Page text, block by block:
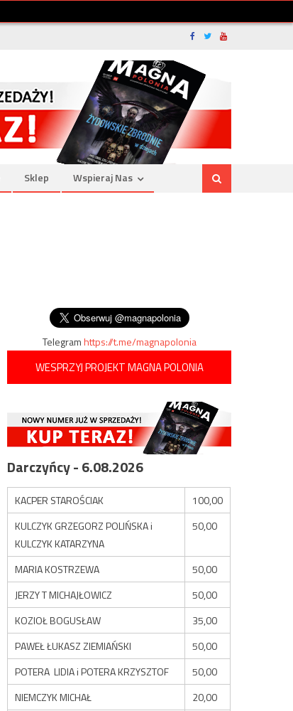
Sklep Wspieraj Nas
Telegramhttps://t.me/magnapolonia
WESPRZYJ PROJEKT MAGNA POLONIA
Darczyńcy - 6.08.2026
KACPER STAROŚCIAK
100,00
KULCZYK GRZEGORZ POLIŃSKA i
KULCZYK KATARZYNA
50,00
MARIA KOSTRZEWA
50,00
JERZY T MICHAJŁOWICZ
50,00
KOZIOŁ BOGUSŁAW
35,00
PAWEŁ ŁUKASZ ZIEMIAŃSKI
50,00
POTERA LIDIA i POTERA KRZYSZTOF
50,00
NIEMCZYK MICHAŁ
20,00